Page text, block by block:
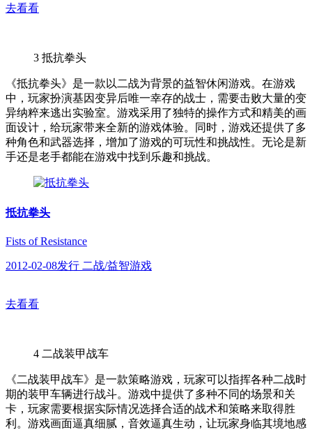
去看看
3 抵抗拳头
《抵抗拳头》是一款以二战为背景的益智休闲游戏。在游戏
中，玩家扮演基因变异后唯一幸存的战士，需要击败大量的变
异纳粹来逃出实验室。游戏采用了独特的操作方式和精美的画
面设计，给玩家带来全新的游戏体验。同时，游戏还提供了多
种角色和武器选择，增加了游戏的可玩性和挑战性。无论是新
手还是老手都能在游戏中找到乐趣和挑战。
抵抗拳头
Fists of Resistance
2012-02-08发行 二战/益智游戏
去看看
4 二战装甲战车
《二战装甲战车》是一款策略游戏，玩家可以指挥各种二战时
期的装甲车辆进行战斗。游戏中提供了多种不同的场景和关
卡，玩家需要根据实际情况选择合适的战术和策略来取得胜
利。游戏画面逼真细腻，音效逼真生动，让玩家身临其境地感